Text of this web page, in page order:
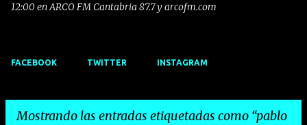
12:00 en ARCO FM Cantabria 87.7 y arcofm.com
FACEBOOK TWITTER INSTAGRAM
Mostrando las entradas etiquetadas como pablo